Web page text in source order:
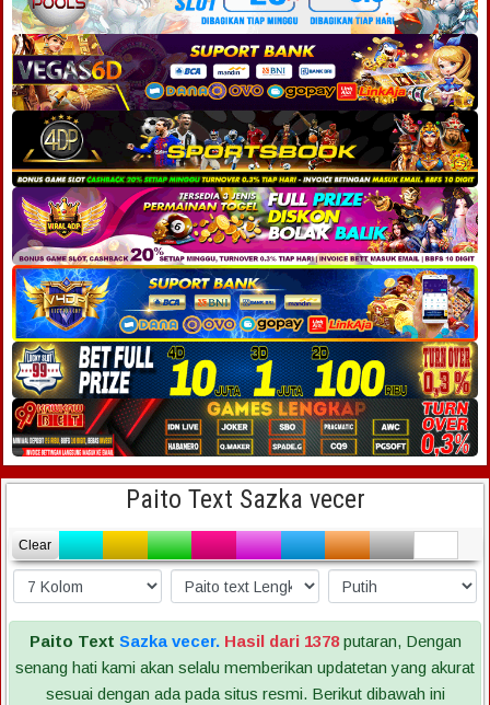
Paito Text Sazka vecer
Clear
Paito Text Sazka vecer. Hasil dari 1378putaran, Dengan
senang hati kami akan selalu memberikan updatetan yang akurat
sesuai dengan ada pada situs resmi. Berikut dibawah ini